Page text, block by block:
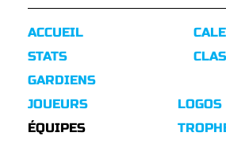
ACCUEIL
STATS
GARDIENS
JOUEURS
ÉQUIPES
LOGOS